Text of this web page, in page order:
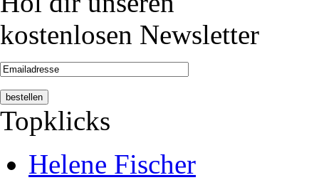
kostenlosen Newsletter
Topklicks
Helene Fischer